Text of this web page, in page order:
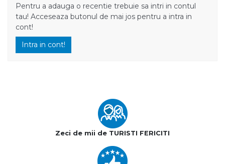
Pentru a adauga o recentie trebuie sa intri in contul
tau! Acceseaza butonul de mai jos pentru a intra in
cont!
Intra in cont!
Zeci de mii de TURISTI FERICITI